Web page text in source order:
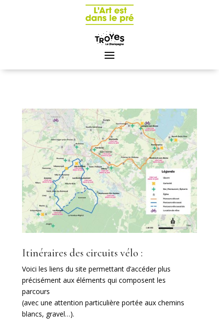
Itinéraires des circuits vélo :
Voici les liens du site permettant d’accéder plus
précisément aux éléments qui composent les
parcours
(avec une attention particulière portée aux chemins
blancs, gravel…).
Panneau de gestion des cookies